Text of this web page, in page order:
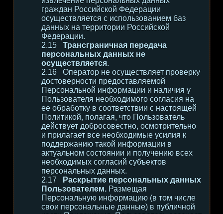
граждан Российской Федерации
осуществляется с использованием баз
данных на территории Российской
Федерации.
Трансграничная передача
персональных данных не
осуществляется.
Оператор не осуществляет проверку
достоверности предоставляемой
Персональной информации и наличия у
Пользователя необходимого согласия на
ее обработку в соответствии с настоящей
Политикой, полагая, что Пользователь
действует добросовестно, осмотрительно
и прилагает все необходимые усилия к
поддержанию такой информации в
актуальном состоянии и получению всех
необходимых согласий субъектов
персональных данных.
Раскрытие персональных данных
Пользователем. Размещая
Персональную информацию (в том числе
свои персональные данные) в публичной